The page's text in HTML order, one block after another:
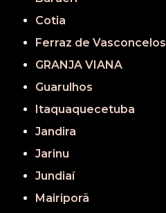
Cotia
Ferraz de Vasconcelos
GRANJA VIANA
Guarulhos
Itaquaquecetuba
Jandira
Jarinu
Jundiaí
Mairiporã